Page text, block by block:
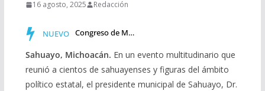
16 agosto, 2025 Redacción
NUEVO Congreso de Michoacán incorpora al Calendario Cívico la co…
Sahuayo, Michoacán. En un evento multitudinario que
reunió a cientos de sahuayenses y figuras del ámbito
político estatal, el presidente municipal de Sahuayo, Dr.